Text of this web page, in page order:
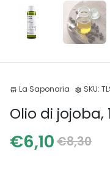
store La Saponaria settings SKU:
Olio di jojoba,
€6,10€8,30